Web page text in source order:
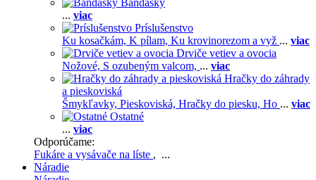
Bandasky
... viac
Príslušenstvo
Ku kosačkám, K pílam, Ku krovinorezom a vyž ... viac
Drviče vetiev a ovocia
Nožové, S ozubeným valcom, ... viac
Hračky do záhrady
a pieskoviská
Šmykľavky, Pieskoviská, Hračky do piesku, Ho ... viac
Ostatné
... viac
Odporúčame:
Fukáre a vysávače na líste , ...
Náradie